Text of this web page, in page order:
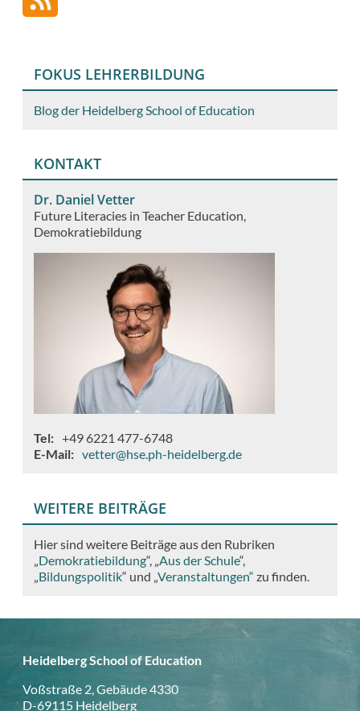
FOKUS LEHRERBILDUNG
Blog der Heidelberg School of Education
KONTAKT
Dr. Daniel Vetter
Future Literacies in Teacher Education
Demokratiebildung
Tel
+49 6221 477-6748
E-Mail
vetter@hse.ph-heidelberg.de
WEITERE BEITRÄGE
Hier sind weitere Beiträge aus den Rubriken
Demokratiebildung“, „ Aus der Schule“,
Bildungspolitik“ und „ Veranstaltungen“ zu finden.
Heidelberg School of Education
Voßstraße 2, Gebäude 4330
D-69115 Heidelberg